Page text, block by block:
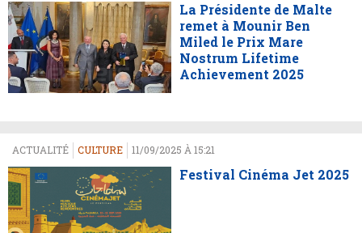
La Présidente de Malte
remet à Mounir Ben
Miled le Prix Mare
Nostrum Lifetime
Achievement 2025
ACTUALITÉ CULTURE 11/09/2025 À 15:21
Festival Cinéma Jet 2025